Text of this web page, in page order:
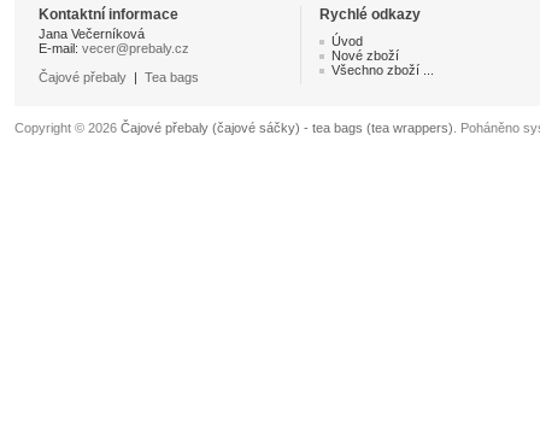
Kontaktní informace Rychlé odkazy
Jana Večerníková
E-mail: vecer@prebaly.cz
Čajové přebaly | Tea bags
Úvod
Nové zboží
Všechno zboží ...
Copyright © 2026 Čajové přebaly (čajové sáčky) - tea bags (tea wrappers) . Poháněno